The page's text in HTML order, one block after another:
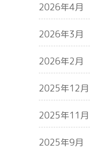
2026年4月
2026年3月
2026年2月
2025年12月
2025年11月
2025年9月